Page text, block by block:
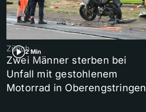
2 Min
Zürich
Zwei Männer sterben bei
Unfall mit gestohlenem
Motorrad in Oberengstringen